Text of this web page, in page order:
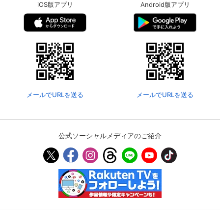
iOS版アプリ
メールでURLを送る
Android版アプリ
メールでURLを送る
公式ソーシャルメディアのご紹介